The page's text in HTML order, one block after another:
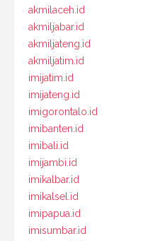
akmilaceh.id
akmiljabar.id
akmiljateng.id
akmiljatim.id
imijatim.id
imijateng.id
imigorontalo.id
imibanten.id
imibali.id
imijambi.id
imikalbar.id
imikalsel.id
imipapua.id
imisumbar.id